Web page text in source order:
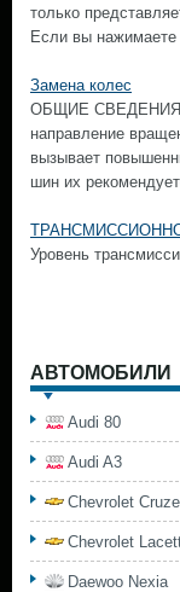
только
Если вы нажимаете
Замена колес
ОБЩИЕ СВЕДЕНИЯ.
направление
вызывает
шин их
Уровень
АВТОМОБИЛИ
Audi 80
Audi A3
Chevrolet Cruze
Chevrolet
Daewoo Nexia